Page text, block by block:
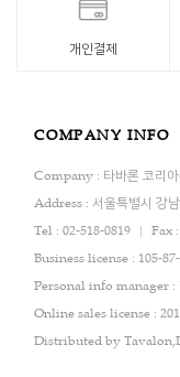
개인결제
COMPANY INFO
Company : 타바론 코리
Address : 서울특별시 강
Tel : 02-518-0819
Fax
Business license : 105-
Personal info manager :
Online sales license :
Distributed by